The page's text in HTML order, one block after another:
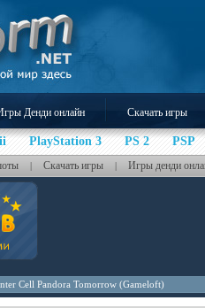
Денди онлайн Скачать игры
PlayStation 3 PS 2 PSP
| Скачать игры | Игры денди
Cell Pandora Tomorrow (Gameloft)